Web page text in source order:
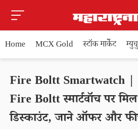
Home MCX Gold स्टॉक मार्केट
Fire Boltt Smartwatch |
Fire Boltt स्मार्टवॉच पर
डिस्काउंट, जाने ऑफर और